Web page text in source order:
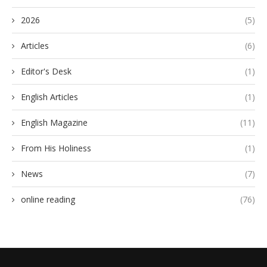
2026 (5)
Articles (6)
Editor's Desk (1)
English Articles (1)
English Magazine (11)
From His Holiness (1)
News (7)
online reading (76)